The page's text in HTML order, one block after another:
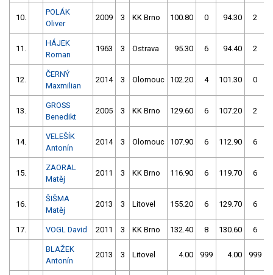
10.
POLÁK
Oliver
2009 3 KK Brno 100.80 0 94.30 2
11.
HÁJEK
Roman
1963 3 Ostrava 95.30 6 94.40 2
12.
ČERNÝ
Maxmilian
2014 3 Olomouc 102.20 4 101.30 0
13.
GROSS
Benedikt
2005 3 KK Brno 129.60 6 107.20 2
14.
VELEŠÍK
Antonín
2014 3 Olomouc 107.90 6 112.90 6
15.
ZAORAL
Matěj
2011 3 KK Brno 116.90 6 119.70 6
16.
ŠIŠMA
Matěj
2013 3 Litovel 155.20 6 129.70 6
17. VOGL David 2011 3 KK Brno 132.40 8 130.60 6
BLAŽEK
Antonín
2013 3 Litovel 4.00 999 4.00 999